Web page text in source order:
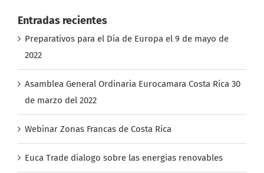
Entradas recientes
Preparativos para el Día de Europa el 9 de mayo de
2022
Asamblea General Ordinaria Eurocamara Costa Rica 30
de marzo del 2022
Webinar Zonas Francas de Costa Rica
Euca Trade dialogo sobre las energias renovables